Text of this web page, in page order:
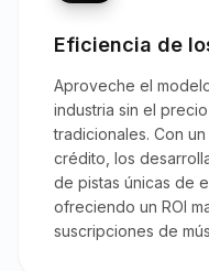
Eficiencia de
Aproveche el
industria sin el
tradicionales. Con
crédito, los
de pistas únicas de
ofreciendo un ROI
suscripciones de